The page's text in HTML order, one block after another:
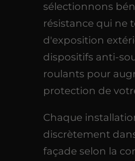
sélectionnons
résistance qui ne
d'exposition
dispositifs anti-
roulants pour
protection de
Chaque
discrètement
façade selon la